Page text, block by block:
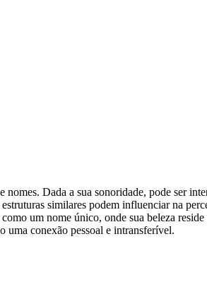
Dada a sua sonoridade, pode ser
similares podem influenciar na
um nome único, onde sua beleza
uma conexão pessoal e intransferível.